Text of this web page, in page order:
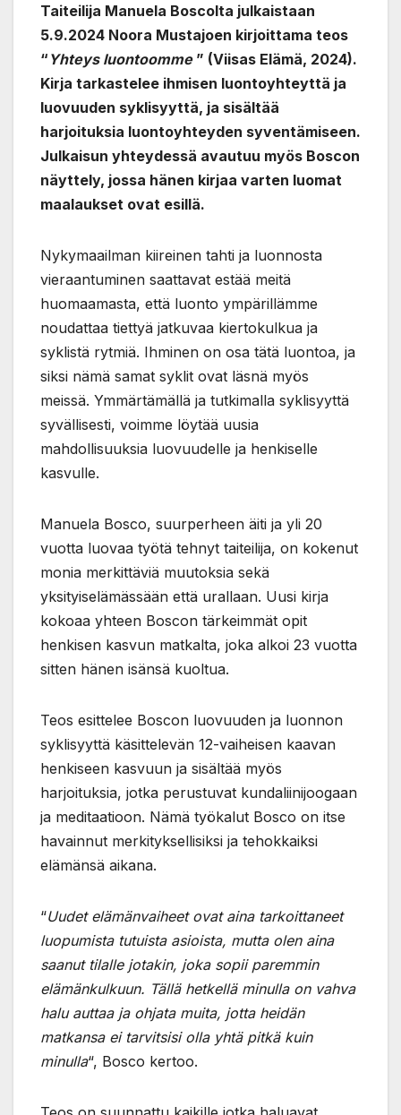
Taiteilija Manuela Boscolta julkaistaan
5.9.2024 Noora Mustajoen kirjoittama teos
“ Yhteys luontoomme” (Viisas Elämä, 2024).
Kirja tarkastelee ihmisen luontoyhteyttä ja
luovuuden syklisyyttä, ja sisältää
harjoituksia luontoyhteyden syventämiseen.
Julkaisun yhteydessä avautuu myös Boscon
näyttely, jossa hänen kirjaa varten luomat
maalaukset ovat esillä.
Nykymaailman kiireinen tahti ja luonnosta
vieraantuminen saattavat estää meitä
huomaamasta, että luonto ympärillämme
noudattaa tiettyä jatkuvaa kiertokulkua ja
syklistä rytmiä. Ihminen on osa tätä luontoa, ja
siksi nämä samat syklit ovat läsnä myös
meissä. Ymmärtämällä ja tutkimalla syklisyyttä
syvällisesti, voimme löytää uusia
mahdollisuuksia luovuudelle ja henkiselle
kasvulle.
Manuela Bosco, suurperheen äiti ja yli 20
vuotta luovaa työtä tehnyt taiteilija, on kokenut
monia merkittäviä muutoksia sekä
yksityiselämässään että urallaan. Uusi kirja
kokoaa yhteen Boscon tärkeimmät opit
henkisen kasvun matkalta, joka alkoi 23 vuotta
sitten hänen isänsä kuoltua.
Teos esittelee Boscon luovuuden ja luonnon
syklisyyttä käsittelevän 12-vaiheisen kaavan
henkiseen kasvuun ja sisältää myös
harjoituksia, jotka perustuvat kundaliinijoogaan
ja meditaatioon. Nämä työkalut Bosco on itse
havainnut merkityksellisiksi ja tehokkaiksi
elämänsä aikana.
“Uudet elämänvaiheet ovat aina tarkoittaneet
luopumista tutuista asioista, mutta olen aina
saanut tilalle jotakin, joka sopii paremmin
elämänkulkuun. Tällä hetkellä minulla on vahva
halu auttaa ja ohjata muita, jotta heidän
matkansa ei tarvitsisi olla yhtä pitkä kuin
minulla“, Bosco kertoo.